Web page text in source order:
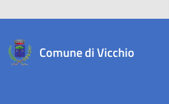
Comune di Vicchio